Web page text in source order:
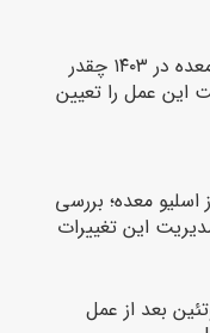
هزینه جراحی بای‌پس معده در ۱۴۰۳ چقدر
قیمت این عمل را تعیین
اسلیو معده؛ بررسی
بعد از عمل